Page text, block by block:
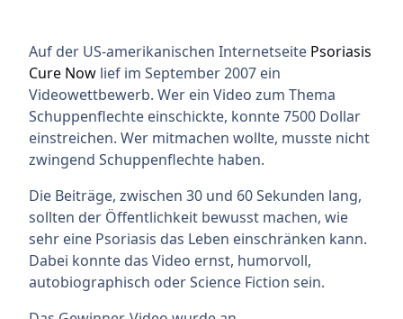
Auf der US-amerikanischen Internetseite Psoriasis
Cure Now lief im September 2007 ein
Videowettbewerb. Wer ein Video zum Thema
Schuppenflechte einschickte, konnte 7500 Dollar
einstreichen. Wer mitmachen wollte, musste nicht
zwingend Schuppenflechte haben.
Die Beiträge, zwischen 30 und 60 Sekunden lang,
sollten der Öffentlichkeit bewusst machen, wie
sehr eine Psoriasis das Leben einschränken kann.
Dabei konnte das Video ernst, humorvoll,
autobiographisch oder Science Fiction sein.